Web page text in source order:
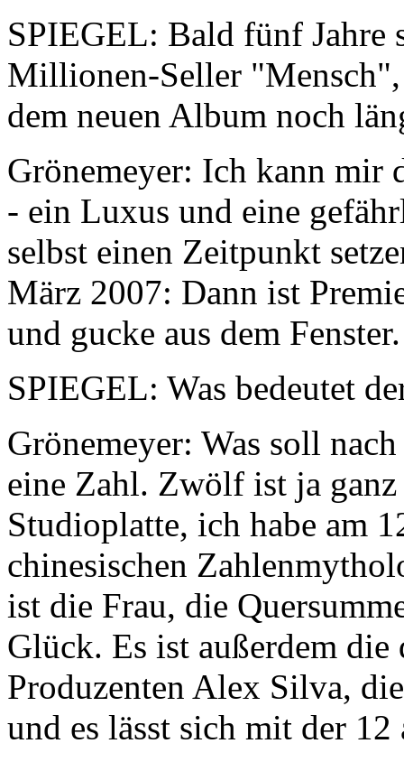
SPIEGEL: Bald fünf Jahre
Millionen-Seller
dem neuen Album noch
Grönemeyer: Ich kann mir
- ein Luxus und eine
selbst einen Zeitpunkt
März 2007: Dann ist
und gucke aus dem Fenster.
SPIEGEL: Was bedeutet
Grönemeyer: Was soll
eine Zahl. Zwölf ist ja
Studioplatte, ich habe am
chinesischen
ist die Frau, die
Glück. Es ist außerdem
Produzenten Alex Silva,
und es lässt sich mit der